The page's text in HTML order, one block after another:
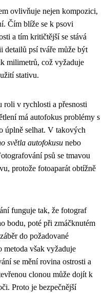
ovlivňuje nejen kompozici,
Čím blíže se k psovi
a tím kritičtější se stává
detailů psí tváře může být
milimetrů, což vyžaduje
stativu.
roli v rychlosti a přesnosti
má autofokus problémy s
úplně selhat. V takových
světla autofokusu nebo
psů se tmavou
protože fotoaparát obtížně
funguje tak, že fotograf
bodu, poté při zmáčknutém
do požadované
metoda však vyžaduje
se mění rovina ostrosti a
clonou může dojít k
Proto je bezpečnější